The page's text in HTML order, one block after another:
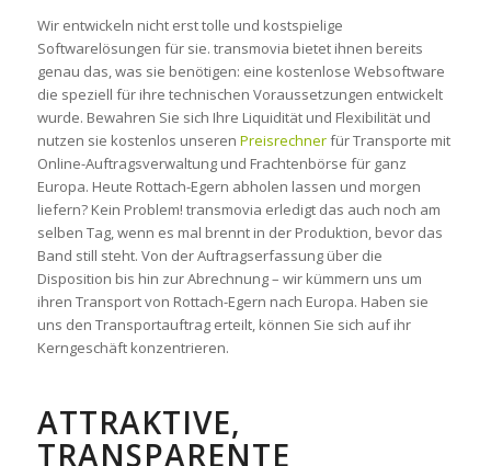
Wir entwickeln nicht erst tolle und kostspielige
Softwarelösungen für sie. transmovia bietet ihnen bereits
genau das, was sie benötigen: eine kostenlose Websoftware
die speziell für ihre technischen Voraussetzungen entwickelt
wurde. Bewahren Sie sich Ihre Liquidität und Flexibilität und
nutzen sie kostenlos unseren Preisrechnerfür Transporte mit
Online-Auftragsverwaltung und Frachtenbörse für ganz
Europa. Heute Rottach-Egern abholen lassen und morgen
liefern? Kein Problem! transmovia erledigt das auch noch am
selben Tag, wenn es mal brennt in der Produktion, bevor das
Band still steht. Von der Auftragserfassung über die
Disposition bis hin zur Abrechnung – wir kümmern uns um
ihren Transport von Rottach-Egern nach Europa. Haben sie
uns den Transportauftrag erteilt, können Sie sich auf ihr
Kerngeschäft konzentrieren.
ATTRAKTIVE,
TRANSPARENTE